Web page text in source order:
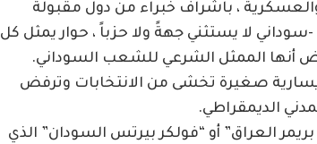
والعسكرية ، باشراف خبراء من دول مقبولة
لا يستثني جهةً ولا حزباً ، حوار يمثل كل
أنها الممثل الشرعي للشعب السوداني.
صغيرة تخشى من الانتخابات وترفض
الديمقراطي.
العراق” أو “فولكر بيرتس السودان” الذي